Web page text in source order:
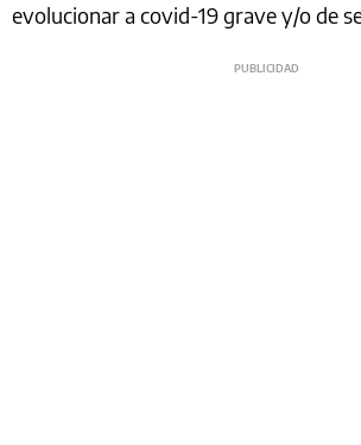
evolucionar a covid-19 grave y/o de